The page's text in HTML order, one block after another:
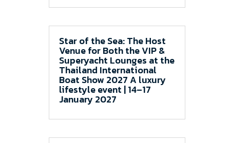
Star of the Sea: The Host
Venue for Both the VIP &
Superyacht Lounges at the
Thailand International
Boat Show 2027 A luxury
lifestyle event | 14–17
January 2027